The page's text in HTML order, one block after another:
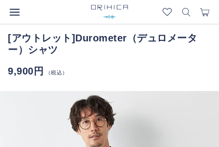
[アウトレット]Durometer（デュロメータ
ー）シャツ
9,900円
（税込）